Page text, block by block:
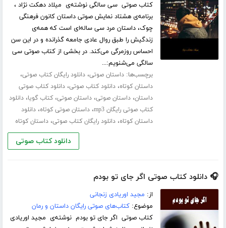
کتاب صوتی سی سالگی نوشته‌ی میلاد دهکت نژاد ،
برنامه‌ی هشتاد نمایش صوتی داستان کانون فرهنگی
چوک، داستان مرد سی ساله‌ای است که همه‌ی
زندگیش را طبق روال عادی جامعه گذرانده و در این سن
احساس روزمرگی می‌کند. در بخشی از کتاب صوتی سی
سالگی می‌شنویم:...
برچسب‌ها:داستان صوتی،دانلود رایگان کتاب صوتی،
داستان کوتاه،دانلود کتاب صوتی،دانلود کتاب صوتی
داستان،داستان صوتی،داستان صوتی،کتاب گویا،دانلود
کتاب صوتی رایگان mp3
،داستان صوتی کوتاه،دانلود
داستان کوتاه،دانلود رایگان کتاب صوتی،داستان کوتاه
دانلود کتاب صوتی
🎧 دانلود کتاب صوتی اگر جای تو بودم
از: مجید اوریادی زنجانی
موضوع:کتاب‌های صوتی رایگان داستان و رمان
کتاب صوتی اگر جای تو بودم نوشته‌ی مجید اوریادی